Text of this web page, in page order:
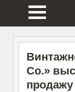
Co.»
продажу